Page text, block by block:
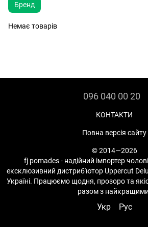
Бренд
Немає товарів
096 040 00 20
КОНТАКТИ
Повна версія сайту
© 2014—2026
fj pomades - надійний імпортер
ексклюзивний дистриб'ютор Uppercut
Україні. Працюємо щодня, прозоро та
разом з
Укр Рус